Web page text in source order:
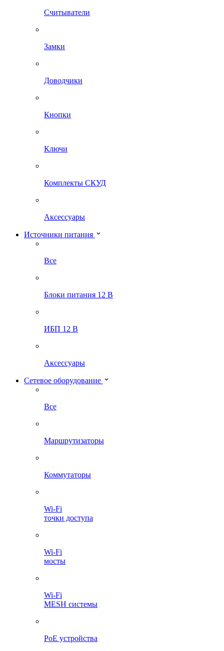
Считыватели
Замки
Доводчики
Кнопки
Ключи
Комплекты СКУД
Аксессуары
Источники питания
Все
Блоки питания 12 В
ИБП 12 В
Аксессуары
Сетевое оборудование
Все
Маршрутизаторы
Коммутаторы
Wi-Fi
точки доступа
Wi-Fi
мосты
Wi-Fi
MESH системы
PoE устройства